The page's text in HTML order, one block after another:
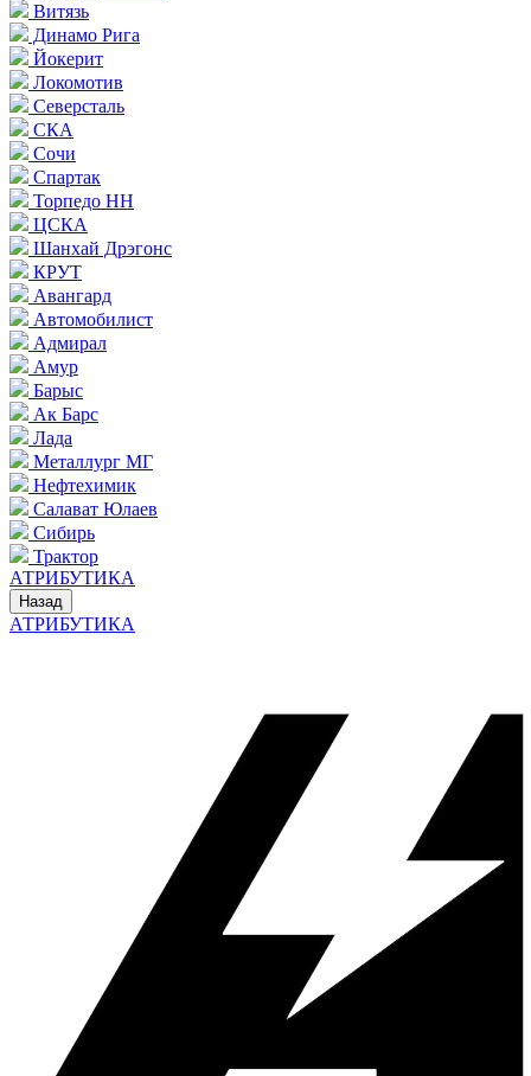
Витязь
Динамо Рига
Йокерит
Локомотив
Северсталь
СКА
Сочи
Спартак
Торпедо НН
ЦСКА
Шанхай Дрэгонс
КРУТ
Авангард
Автомобилист
Адмирал
Амур
Барыс
Ак Барс
Лада
Металлург МГ
Нефтехимик
Салават Юлаев
Сибирь
Трактор
АТРИБУТИКА
Назад
АТРИБУТИКА